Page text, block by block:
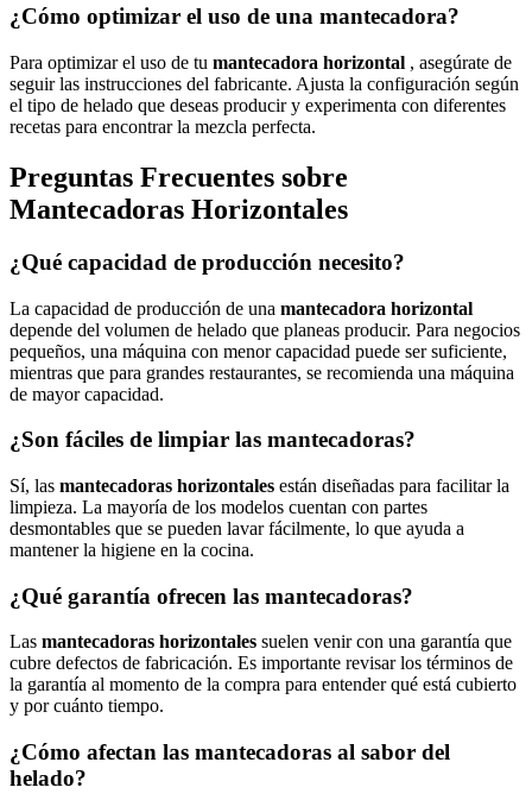
¿Cómo optimizar el uso de una mantecadora?
Para optimizar el uso de tu mantecadora horizontal , asegúrate de
seguir las instrucciones del fabricante. Ajusta la configuración según
el tipo de helado que deseas producir y experimenta con diferentes
recetas para encontrar la mezcla perfecta.
Preguntas Frecuentes sobre
Mantecadoras Horizontales
¿Qué capacidad de producción necesito?
La capacidad de producción de una mantecadora horizontal
depende del volumen de helado que planeas producir. Para negocios
pequeños, una máquina con menor capacidad puede ser suficiente,
mientras que para grandes restaurantes, se recomienda una máquina
de mayor capacidad.
¿Son fáciles de limpiar las mantecadoras?
Sí, las mantecadoras horizontales están diseñadas para facilitar la
limpieza. La mayoría de los modelos cuentan con partes
desmontables que se pueden lavar fácilmente, lo que ayuda a
mantener la higiene en la cocina.
¿Qué garantía ofrecen las mantecadoras?
Las mantecadoras horizontales suelen venir con una garantía que
cubre defectos de fabricación. Es importante revisar los términos de
la garantía al momento de la compra para entender qué está cubierto
y por cuánto tiempo.
¿Cómo afectan las mantecadoras al sabor del
helado?